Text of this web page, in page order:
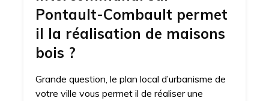
Pontault-Combault permet
il la réalisation de maisons
bois ?
Grande question, le plan local d’urbanisme de
votre ville vous permet il de réaliser une